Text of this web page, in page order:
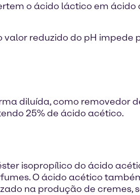
o ácido láctico em
reduzido do pH impede
diluída, como removedor
25% de ácido acético.
isopropílico do ácido
O ácido acético
na produção de cremes,